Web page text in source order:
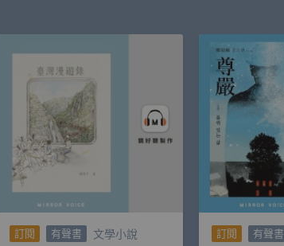
訂閱 有聲書 文學小說 訂閱 有聲書